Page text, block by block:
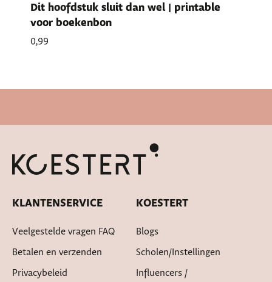
Dit hoofdstuk sluit dan wel | printable
voor boekenbon
0,99
KLANTENSERVICE
Veelgestelde vragen FAQ
Betalen en verzenden
Privacybeleid
KOESTERT
Blogs
Scholen/instellingen
Influencers /